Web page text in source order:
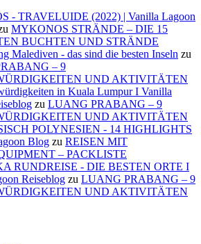
- TRAVELUIDE (2022) | Vanilla Lagoon
MYKONOS STRÄNDE – DIE 15
BUCHTEN UND STRÄNDE
Malediven - das sind die besten Inseln zu
– 9
UND AKTIVITÄTEN
in Kuala Lumpur I Vanilla
zu LUANG PRABANG – 9
UND AKTIVITÄTEN
POLYNESIEN - 14 HIGHLIGHTS
Blog zu REISEN MIT
– PACKLISTE
RUNDREISE - DIE BESTEN ORTE I
Reiseblog zu LUANG PRABANG – 9
UND AKTIVITÄTEN